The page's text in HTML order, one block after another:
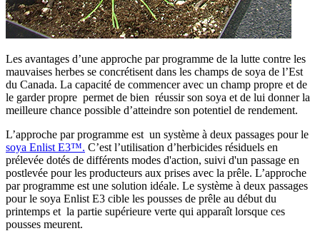
Les avantages d’une approche par programme de la lutte contre les
mauvaises herbes se concrétisent dans les champs de soya de l’Est
du Canada. La capacité de commencer avec un champ propre et de
le garder propre permet de bien réussir son soya et de lui donner la
meilleure chance possible d’atteindre son potentiel de rendement.
L’approche par programme est un système à deux passages pour le
soya Enlist E3™. C’est l’utilisation d’herbicides résiduels en
prélevée dotés de différents modes d'action, suivi d'un passage en
postlevée pour les producteurs aux prises avec la prêle. L’approche
par programme est une solution idéale. Le système à deux passages
pour le soya Enlist E3 cible les pousses de prêle au début du
printemps et la partie supérieure verte qui apparaît lorsque ces
pousses meurent.